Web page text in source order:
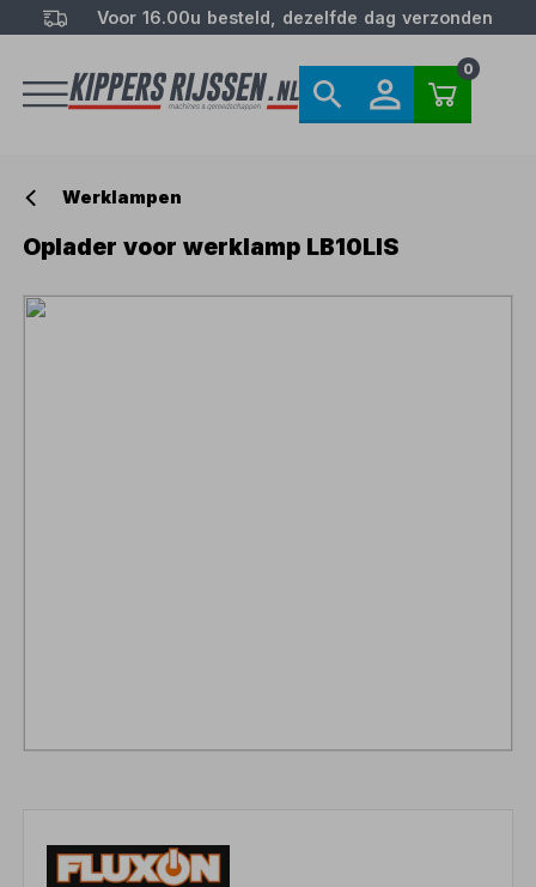
Voor 16.00u besteld, dezelfde dag verzonden
0
Werklampen
Oplader voor werklamp LB10LIS